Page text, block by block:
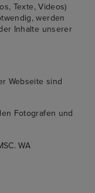
Texte, Videos)
werden
Inhalte unserer
Webseite sind
Fotografen und
WA